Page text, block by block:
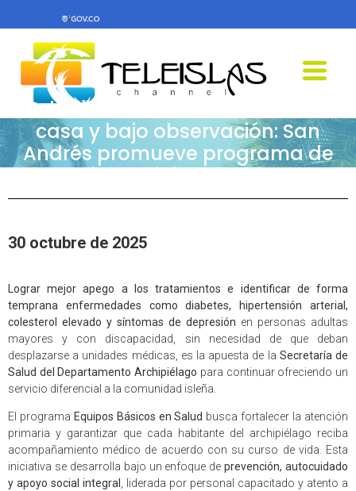
Teleislas News-Tratamiento en
casa y bajo observación: San
Andrés promueve programa de
Equipos Básicos en Salud
30 octubre de 2025
Lograr mejor apego a los tratamientos e identificar de forma
temprana enfermedades como diabetes, hipertensión arterial,
colesterol elevado y síntomas de depresión en personas adultas
mayores y con discapacidad, sin necesidad de que deban
desplazarse a unidades médicas, es la apuesta de la Secretaría de
Salud del Departamento Archipiélago para continuar ofreciendo un
servicio diferencial a la comunidad isleña.
El programa Equipos Básicos en Salud busca fortalecer la atención
primaria y garantizar que cada habitante del archipiélago reciba
acompañamiento médico de acuerdo con su curso de vida. Esta
iniciativa se desarrolla bajo un enfoque deprevención, autocuidado
y apoyo social integral
, liderada por personal capacitado y atento a